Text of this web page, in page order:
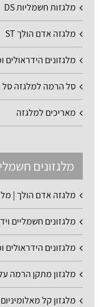
מלגזות חשמליות DS
מלגזה אדם הולך ST
מלגזונים הידראולים
סל הרמה למלגזה סל
מאריכים למלגזה
מלגזונים
מלגזה אדם הולך |
מלגזונים חשמליים
מלגזונים הידראולים
מלגזון מתקן הרמה
מלגזון קל מאלומיניום